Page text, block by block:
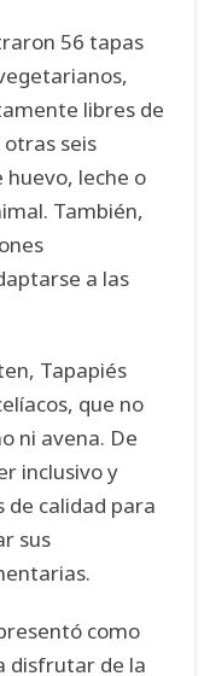
56 tapas
libres de
seis
leche o
También,
a las
Tapapiés
que no
ni avena. De
inclusivo y
de calidad para
sus
como
disfrutar de la